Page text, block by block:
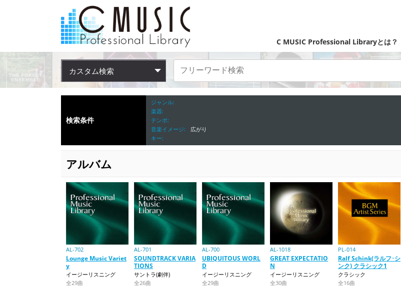
C MUSIC Professional Libraryとは？
カスタム検索
検索条件
ジャンル
楽器
テンポ
音楽イメージ
広がり
キー
アルバム
AL-702
Lounge Music Variet
y
イージーリスニング
全29曲
AL-701
SOUNDTRACK VARIA
TIONS
サントラ(劇伴)
全26曲
AL-700
UBIQUITOUS WORL
D
イージーリスニング
全29曲
AL-1018
GREAT EXPECTATIO
N
イージーリスニング
全30曲
PL-014
Ralf Schink(ラルフ･シ
ンク) クラシック1
クラシック
全16曲